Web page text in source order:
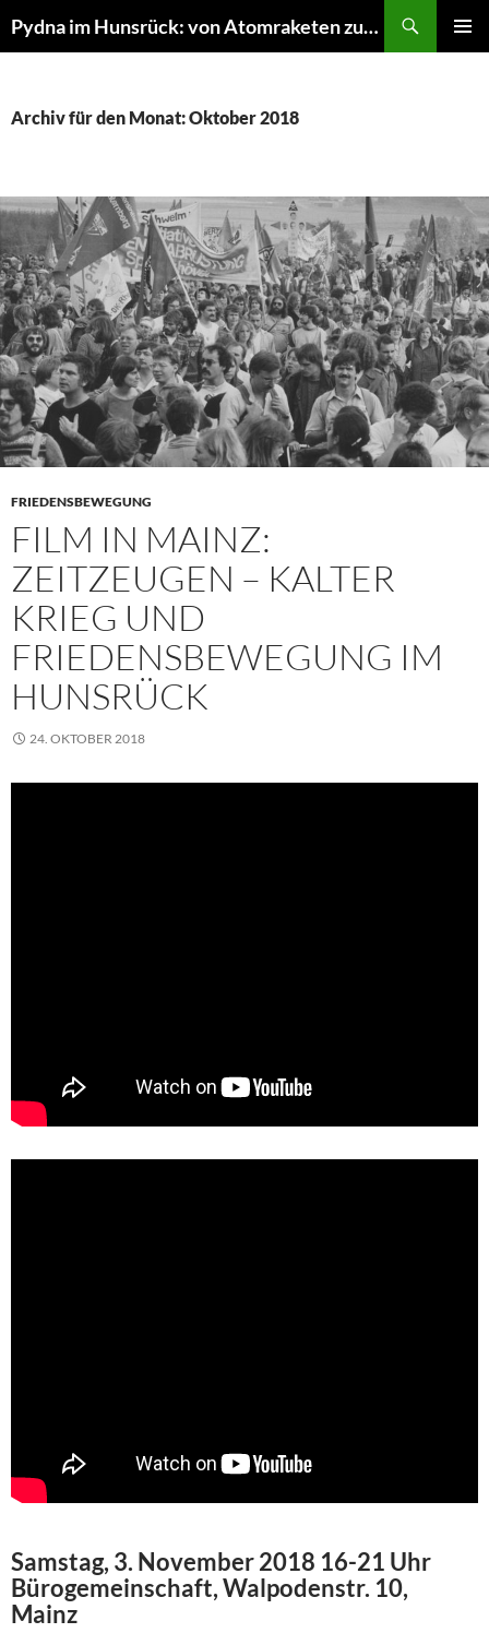
Pydna im Hunsrück: von Atomraketen zur NATURE ONE
Archiv für den Monat: Oktober 2018
FRIEDENSBEWEGUNG
FILM IN MAINZ:
ZEITZEUGEN – KALTER
KRIEG UND
FRIEDENSBEWEGUNG IM
HUNSRÜCK
24. OKTOBER 2018
Samstag, 3. November 2018 16-21 Uhr
Bürogemeinschaft, Walpodenstr. 10,
Mainz